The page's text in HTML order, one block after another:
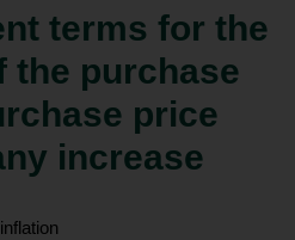
terms for the
the purchase
price
increase